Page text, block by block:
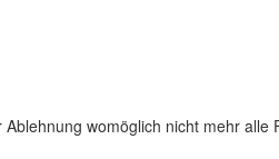
womöglich nicht mehr alle